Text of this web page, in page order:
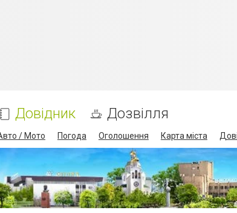
Довідник Дозвілля
/ Мото Погода Оголошення Карта міста